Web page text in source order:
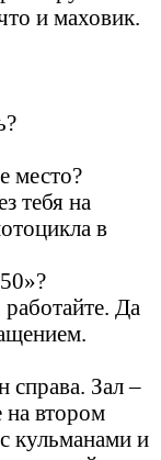
и маховик.
место?
тебя на
в
Да
справа. Зал –
на втором
кульманами и